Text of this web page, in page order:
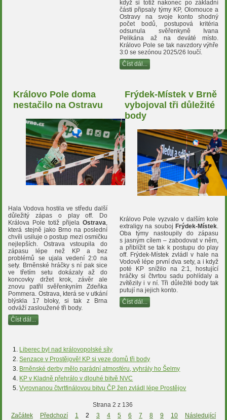
když si totiž nakonec po základní
části připsaly týmy KP, Olomouce a
Ostravy na svoje konto shodný
počet bodů, postupová kritéria
odsunula svěřenkyně Ivana
Pelikána až na deváté místo.
Královo Pole se tak navzdory výhře
3:0 se sezónou 2025/26 loučí.
Číst dál...
Královo Pole doma
nestačilo na Ostravu
Hala Vodova hostila ve středu další
důležitý zápas o play off. Do
Králova Pole totiž přijela Ostrava
která stejně jako Brno na poslední
chvíli usiluje o postup mezi osmičku
nejlepších. Ostrava vstoupila do
zápasu lépe než KP a bez
problémů se ujala vedení 2:0 na
sety. Brněnské hráčky s ní pak sice
ve třetím setu dokázaly až do
koncovky držet krok, závěr ale
znovu patřil svěřenkyním Zdeňka
Pommera. Ostrava, která se v utkání
blýskla 17 bloky, si tak z Brna
odváží zasloužené tři body.
Číst dál...
Frýdek-Místek v Brně
vybojoval tři důležité
body
Královo Pole vyzvalo v dalším kole
extraligy na soubojFrýdek-Místek
Oba týmy nastoupily do zápasu
s jasným cílem – zabodovat v něm,
a přiblížit se tak k postupu do play
off. Frýdek-Místek zvládl v hale na
Vodově lépe první dva sety, a i když
poté KP snížilo na 2:1, hostující
hráčky si čtvrtou sadu pohlídaly a
zvítězily i v ní. Tři důležité body tak
putují na jejich konto.
Číst dál...
Liberec byl nad královopolské síly
Senzace v Prostějově! KP si veze domů tři body
Brněnské derby mělo parádní atmosféru, vyhrály ho Šelmy
KP v Kladně přehrálo v dlouhé bitvě NVC
Vyrovnanou čtvrtfinálovou bitvu ČP žen zvládl lépe Prostějov
Strana 2 z 136
Začátek
Předchozí 1 2 3 4 5 6 7 8 9 10
Následující